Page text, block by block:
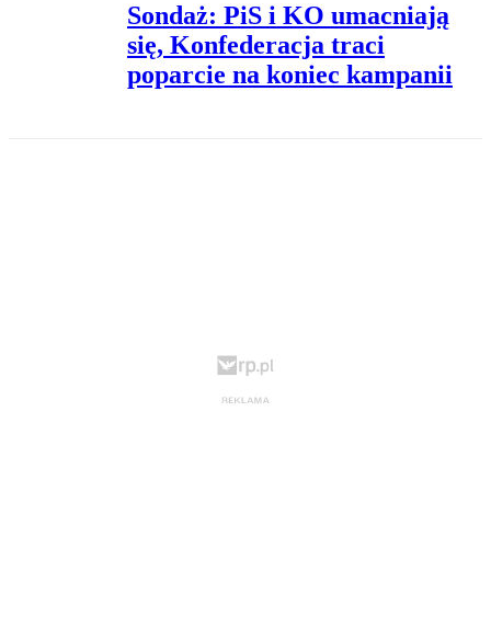
Sondaż: PiS i KO umacniają
się, Konfederacja traci
poparcie na koniec kampanii